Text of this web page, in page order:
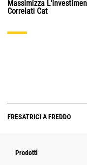
Massimizza
Correlati Cat
FRESATRICI A FREDDO
Prodotti